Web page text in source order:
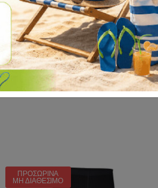
και μακρυά από τις εξωτερικές
παντελόνια, μπλούζες αλλά και
αγοράς.
ΠΡΟΣΩΡΙΝΆ
ΜΗ ΔΙΑΘΈΣΙΜΟ